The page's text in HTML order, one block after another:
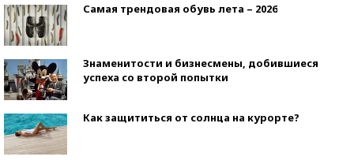
Самая трендовая обувь лета – 2026
Знаменитости и бизнесмены, добившиеся
успеха со второй попытки
Как защититься от солнца на курорте?